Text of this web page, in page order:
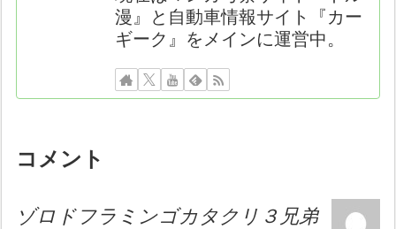
漫』と自動車情報サイト『カー
ギーク』をメインに運営中。
コメント
ゾロドフラミンゴカタクリ３兄弟